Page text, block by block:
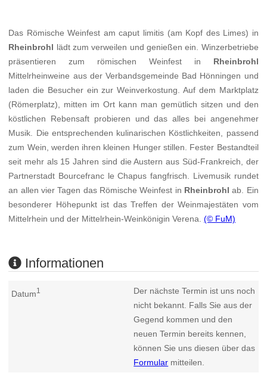
Das Römische Weinfest am caput limitis (am Kopf des Limes) in
Rheinbrohl lädt zum verweilen und genießen ein. Winzerbetriebe
präsentieren zum römischen Weinfest in Rheinbrohl
Mittelrheinweine aus der Verbandsgemeinde Bad Hönningen und
laden die Besucher ein zur Weinverkostung. Auf dem Marktplatz
(Römerplatz), mitten im Ort kann man gemütlich sitzen und den
köstlichen Rebensaft probieren und das alles bei angenehmer
Musik. Die entsprechenden kulinarischen Köstlichkeiten, passend
zum Wein, werden ihren kleinen Hunger stillen. Fester Bestandteil
seit mehr als 15 Jahren sind die Austern aus Süd-Frankreich, der
Partnerstadt Bourcefranc le Chapus fangfrisch. Livemusik rundet
an allen vier Tagen das Römische Weinfest in Rheinbrohl ab. Ein
besonderer Höhepunkt ist das Treffen der Weinmajestäten vom
Mittelrhein und der Mittelrhein-Weinkönigin Verena.(© FuM)
Informationen
Datum1
Der nächste Termin ist uns noch
nicht bekannt. Falls Sie aus der
Gegend kommen und den
neuen Termin bereits kennen,
können Sie uns diesen über das
Formular mitteilen.